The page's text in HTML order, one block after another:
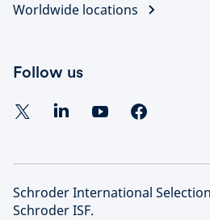
Worldwide locations
Follow us
Schroder International
Schroder ISF.